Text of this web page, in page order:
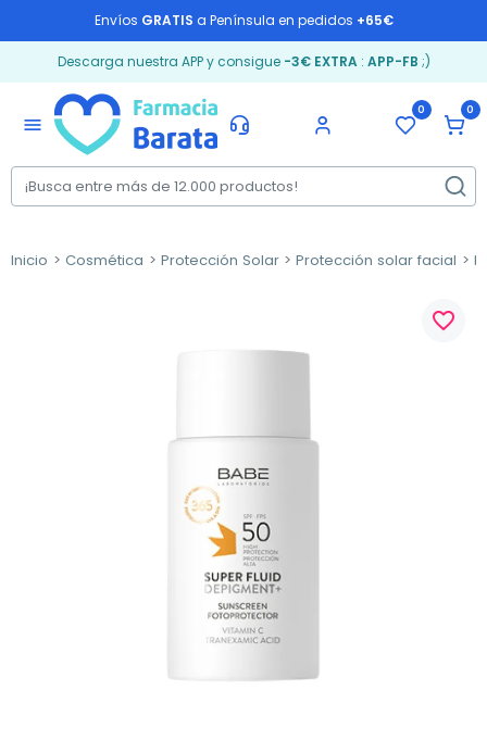
Envíos GRATIS a Península en pedidos +65€
Descarga nuestra APP y consigue -3€ EXTRA: APP-FB ;)
menu
0 0
Inicio Cosmética Protección Solar Protección solar facial
favorite_border